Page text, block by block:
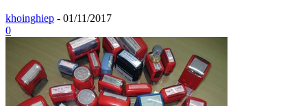
khoinghiep - 01/11/2017
0